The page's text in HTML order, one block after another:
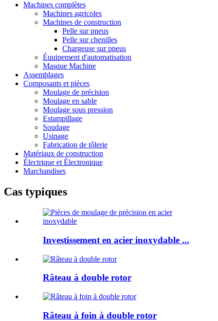
Machines complètes
Machines agricoles
Machines de construction
Pelle sur pneus
Pelle sur chenilles
Chargeuse sur pneus
Équipement d'automatisation
Masque Machine
Assemblages
Composants et pièces
Moulage de précision
Moulage en sable
Moulage sous pression
Estampillage
Soudage
Usinage
Fabrication de tôlerie
Matériaux de construction
Électrique et Électronique
Marchandises
Cas typiques
Investissement en acier inoxydable ...
Râteau à double rotor
Râteau à foin à double rotor